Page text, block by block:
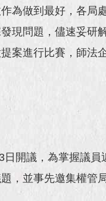
為做到最好，各
現問題，儘速妥研
案進行比賽，師
日開議，為掌握議
，並事先邀集權